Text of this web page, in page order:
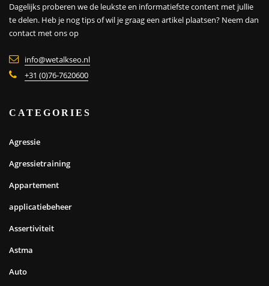
Dagelijks proberen we de leukste en informatiefste content met jullie
te delen. Heb je nog tips of wil je graag een artikel plaatsen? Neem dan
contact met ons op
info@wetalkseo.nl
+31 (0)76-7620600
CATEGORIES
Agressie
Agressietraining
Appartement
applicatiebeheer
Assertiviteit
Astma
Auto